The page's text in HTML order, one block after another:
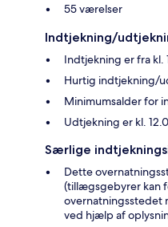
55 værelser
Indtjekning/
Indtjekning er fra kl.
Hurtig indtjekning/
Minimumsalder for
Udtjekning er kl.
Særlige
Dette
(tillægsgebyrer kan
overnatningsstedet
ved hjælp af